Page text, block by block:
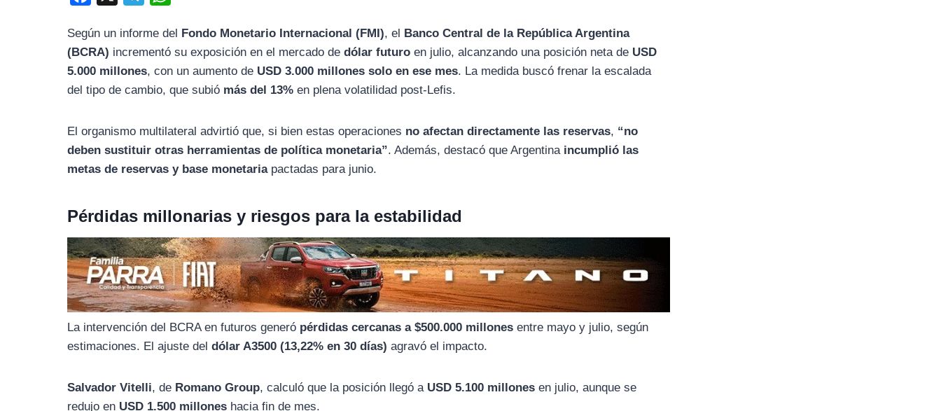
c
e
b
o
k
l
e
g
a
s
A
Según un informe del Fondo Monetario Internacional (FMI), el
Banco Central de la República Argentina
(BCRA) incrementó su exposición en el mercado dedólar futuro en julio, alcanzando una posición neta de USD
5.000 millones, con un aumento de USD 3.000 millones solo en ese mes. La medida buscó frenar la escalada
del tipo de cambio, que subió más del 13% en plena volatilidad post-Lefis.
El organismo multilateral advirtió que, si bien estas operaciones no afectan directamente las reservas, “no
deben sustituir otras herramientas de política monetaria”. Además, destacó que Argentina incumplió las
metas de reservas y base monetariapactadas para junio.
Pérdidas millonarias y riesgos para la estabilidad
La intervención del BCRA en futuros generó pérdidas cercanas a $500.000 millones entre mayo y julio, según
estimaciones. El ajuste deldólar A3500 (13,22% en 30 días) agravó el impacto.
Salvador Vitelli, de Romano Group, calculó que la posición llegó a USD 5.100 millones en julio, aunque se
redujo en USD 1.500 millones hacia fin de mes.